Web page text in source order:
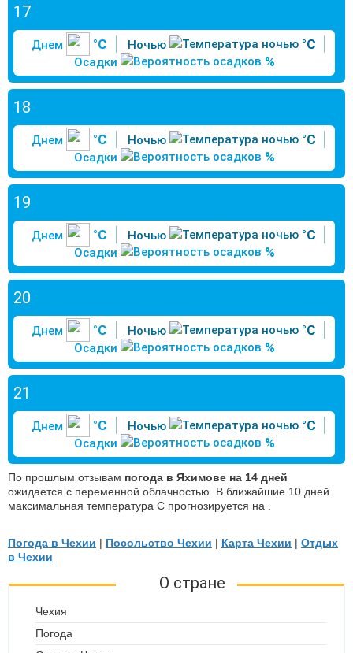
17
Днем °C Ночью °C
Осадки %
18
Днем °C Ночью °C
Осадки %
19
Днем °C Ночью °C
Осадки %
20
Днем °C Ночью °C
Осадки %
21
Днем °C Ночью °C
Осадки %
По прошлым отзывам погода в Яхимове на 14 дней
ожидается с переменной облачностью. В ближайшие 10 дней
максимальная температура С прогнозируется на .
Погода в Чехии | Посольство Чехии | Карта Чехии | Отдых
в Чехии
О стране
Чехия
Погода